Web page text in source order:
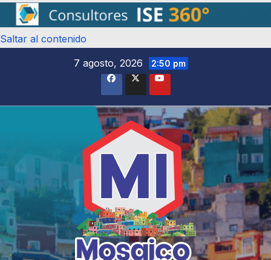
Saltar al contenido
7 agosto, 2026
2:50 pm